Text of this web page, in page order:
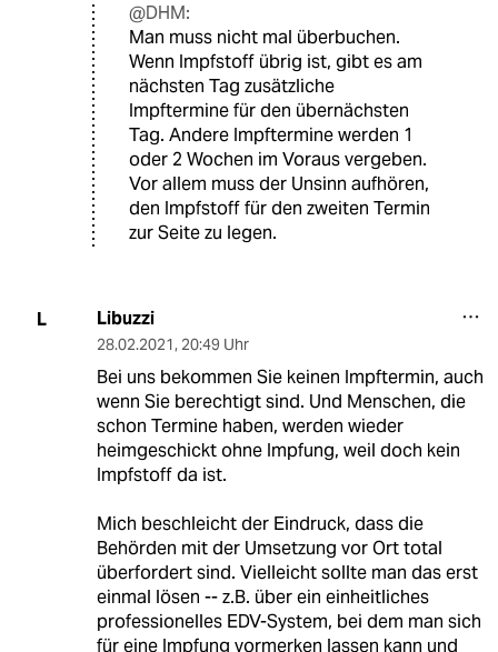
@DHM:
Man muss nicht mal überbuchen.
Wenn Impfstoff übrig ist, gibt es am
nächsten Tag zusätzliche
Impftermine für den übernächsten
Tag. Andere Impftermine werden 1
oder 2 Wochen im Voraus vergeben.
Vor allem muss der Unsinn aufhören,
den Impfstoff für den zweiten Termin
zur Seite zu legen.
L Libuzzi
28.02.2021, 20:49 Uhr
Bei uns bekommen Sie keinen Impftermin, auch
wenn Sie berechtigt sind. Und Menschen, die
schon Termine haben, werden wieder
heimgeschickt ohne Impfung, weil doch kein
Impfstoff da ist.
Mich beschleicht der Eindruck, dass die
Behörden mit der Umsetzung vor Ort total
überfordert sind. Vielleicht sollte man das erst
einmal lösen -- z.B. über ein einheitliches
professionelles EDV-System, bei dem man sich
für eine Impfung vormerken lassen kann und